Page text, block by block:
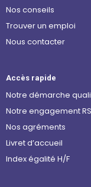
Nos conseils
Trouver un emploi
Nous contacter
Accès rapide
Notre démarche
Notre engagement
Nos agréments
Livret d’accueil
Index égalité H/F